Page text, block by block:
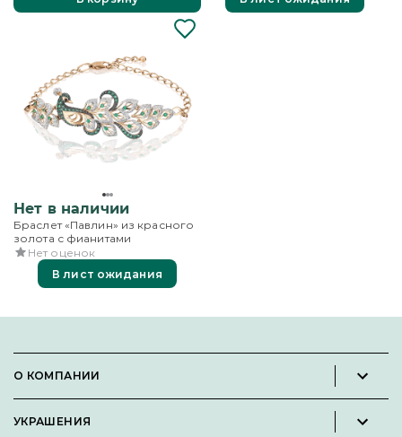
топазами и эмалью
Нет в наличии
Браслет «Павлин» из красного
золота с фианитами
Нет оценок
В лист ожидания
О КОМПАНИИ
Вакансии
УКРАШЕНИЯ